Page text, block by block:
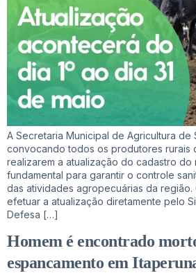
A Secretaria Municipal de Agricultura de
convocando todos os produtores rurais
realizarem a atualização do cadastro do
fundamental para garantir o controle
das atividades agropecuárias da
efetuar a atualização diretamente pelo
Defesa […]
Homem é encontrado
espancamento em